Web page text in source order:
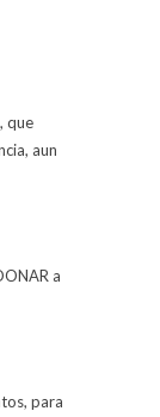
que
aun
a
para